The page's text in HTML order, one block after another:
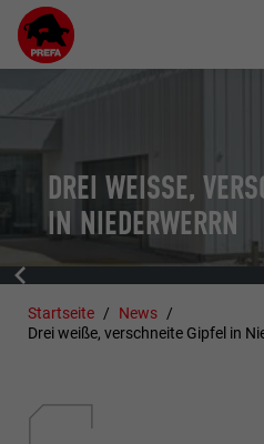
DREI WEISSE,
N NIEDERWERRN
Startseite
News
Drei weiße, verschneite Gipfel in